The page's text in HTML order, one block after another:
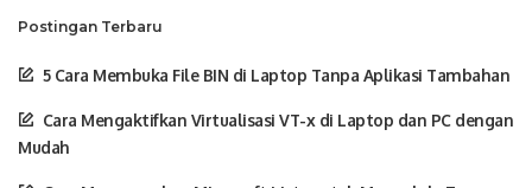
Postingan Terbaru
5 Cara Membuka File BIN di Laptop Tanpa Aplikasi Tambahan
Cara Mengaktifkan Virtualisasi VT-x di Laptop dan PC dengan
Mudah